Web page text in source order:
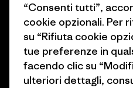
© 2026 Patagonia, Inc. All Rights
“Consenti tutti”,
cookie opzionali. Per
su “Rifiuta cookie
tue preferenze in
facendo clic su
ulteriori dettagli,